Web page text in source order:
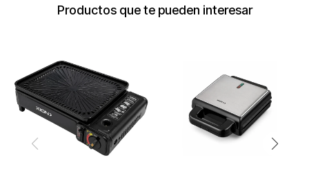
Productos que te pueden interesar